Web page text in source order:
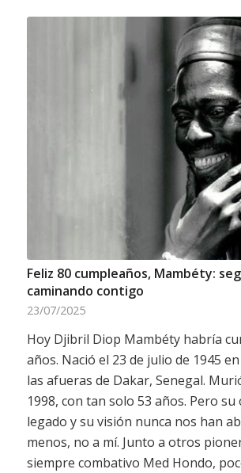
Feliz 80 cumpleaños, Mambéty:
caminando contigo
23/07/2025
Hoy Djibril Diop Mambéty habría
años. Nació el 23 de julio de 1945
las afueras de Dakar, Senegal.
1998, con tan solo 53 años. Pero su
legado y su visión nunca nos han
menos, no a mí. Junto a otros
siempre combativo Med Hondo,